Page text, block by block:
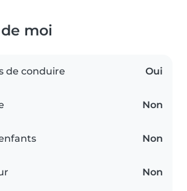
moi
de conduire Oui
Non
Non
Non